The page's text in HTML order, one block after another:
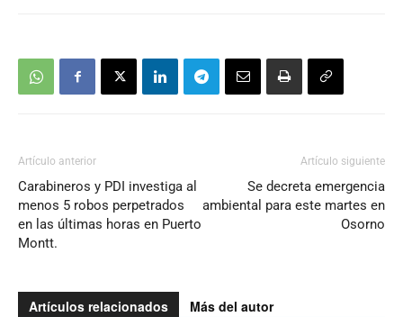
Artículo anterior
Carabineros y PDI investiga al
menos 5 robos perpetrados
en las últimas horas en Puerto
Montt.
Artículo siguiente
Se decreta emergencia
ambiental para este martes en
Osorno
Artículos relacionados Más del autor